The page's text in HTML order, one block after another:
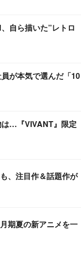
自ら描いた”レトロ
が本気で選んだ「10
…『VIVANT』限定
、注目作＆話題作が
期夏の新アニメを一